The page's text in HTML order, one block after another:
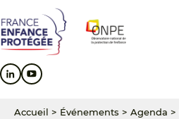
au
contenu
principal
au
menu
principal
au
pied
de
Accueil > Événements > Agenda >